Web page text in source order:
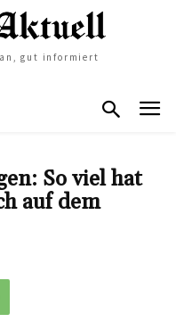
gut informiert
So viel hat
auf dem